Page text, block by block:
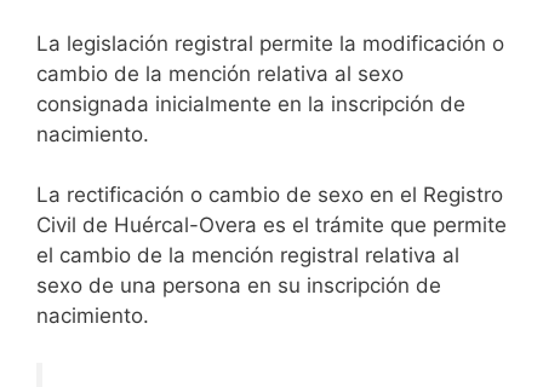
La legislación registral permite la modificación o
cambio de la mención relativa al sexo
consignada inicialmente en la inscripción de
nacimiento.
La rectificación o cambio de sexo en el Registro
Civil de Huércal-Overa es el trámite que permite
el cambio de la mención registral relativa al
sexo de una persona en su inscripción de
nacimiento.